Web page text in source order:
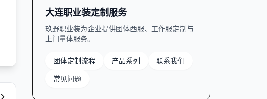
大连职业装定制服务
玖野职业装为企业提供团体西服、工作服定制与
上门量体服务。
团体定制流程 产品系列 联系我们
常见问题